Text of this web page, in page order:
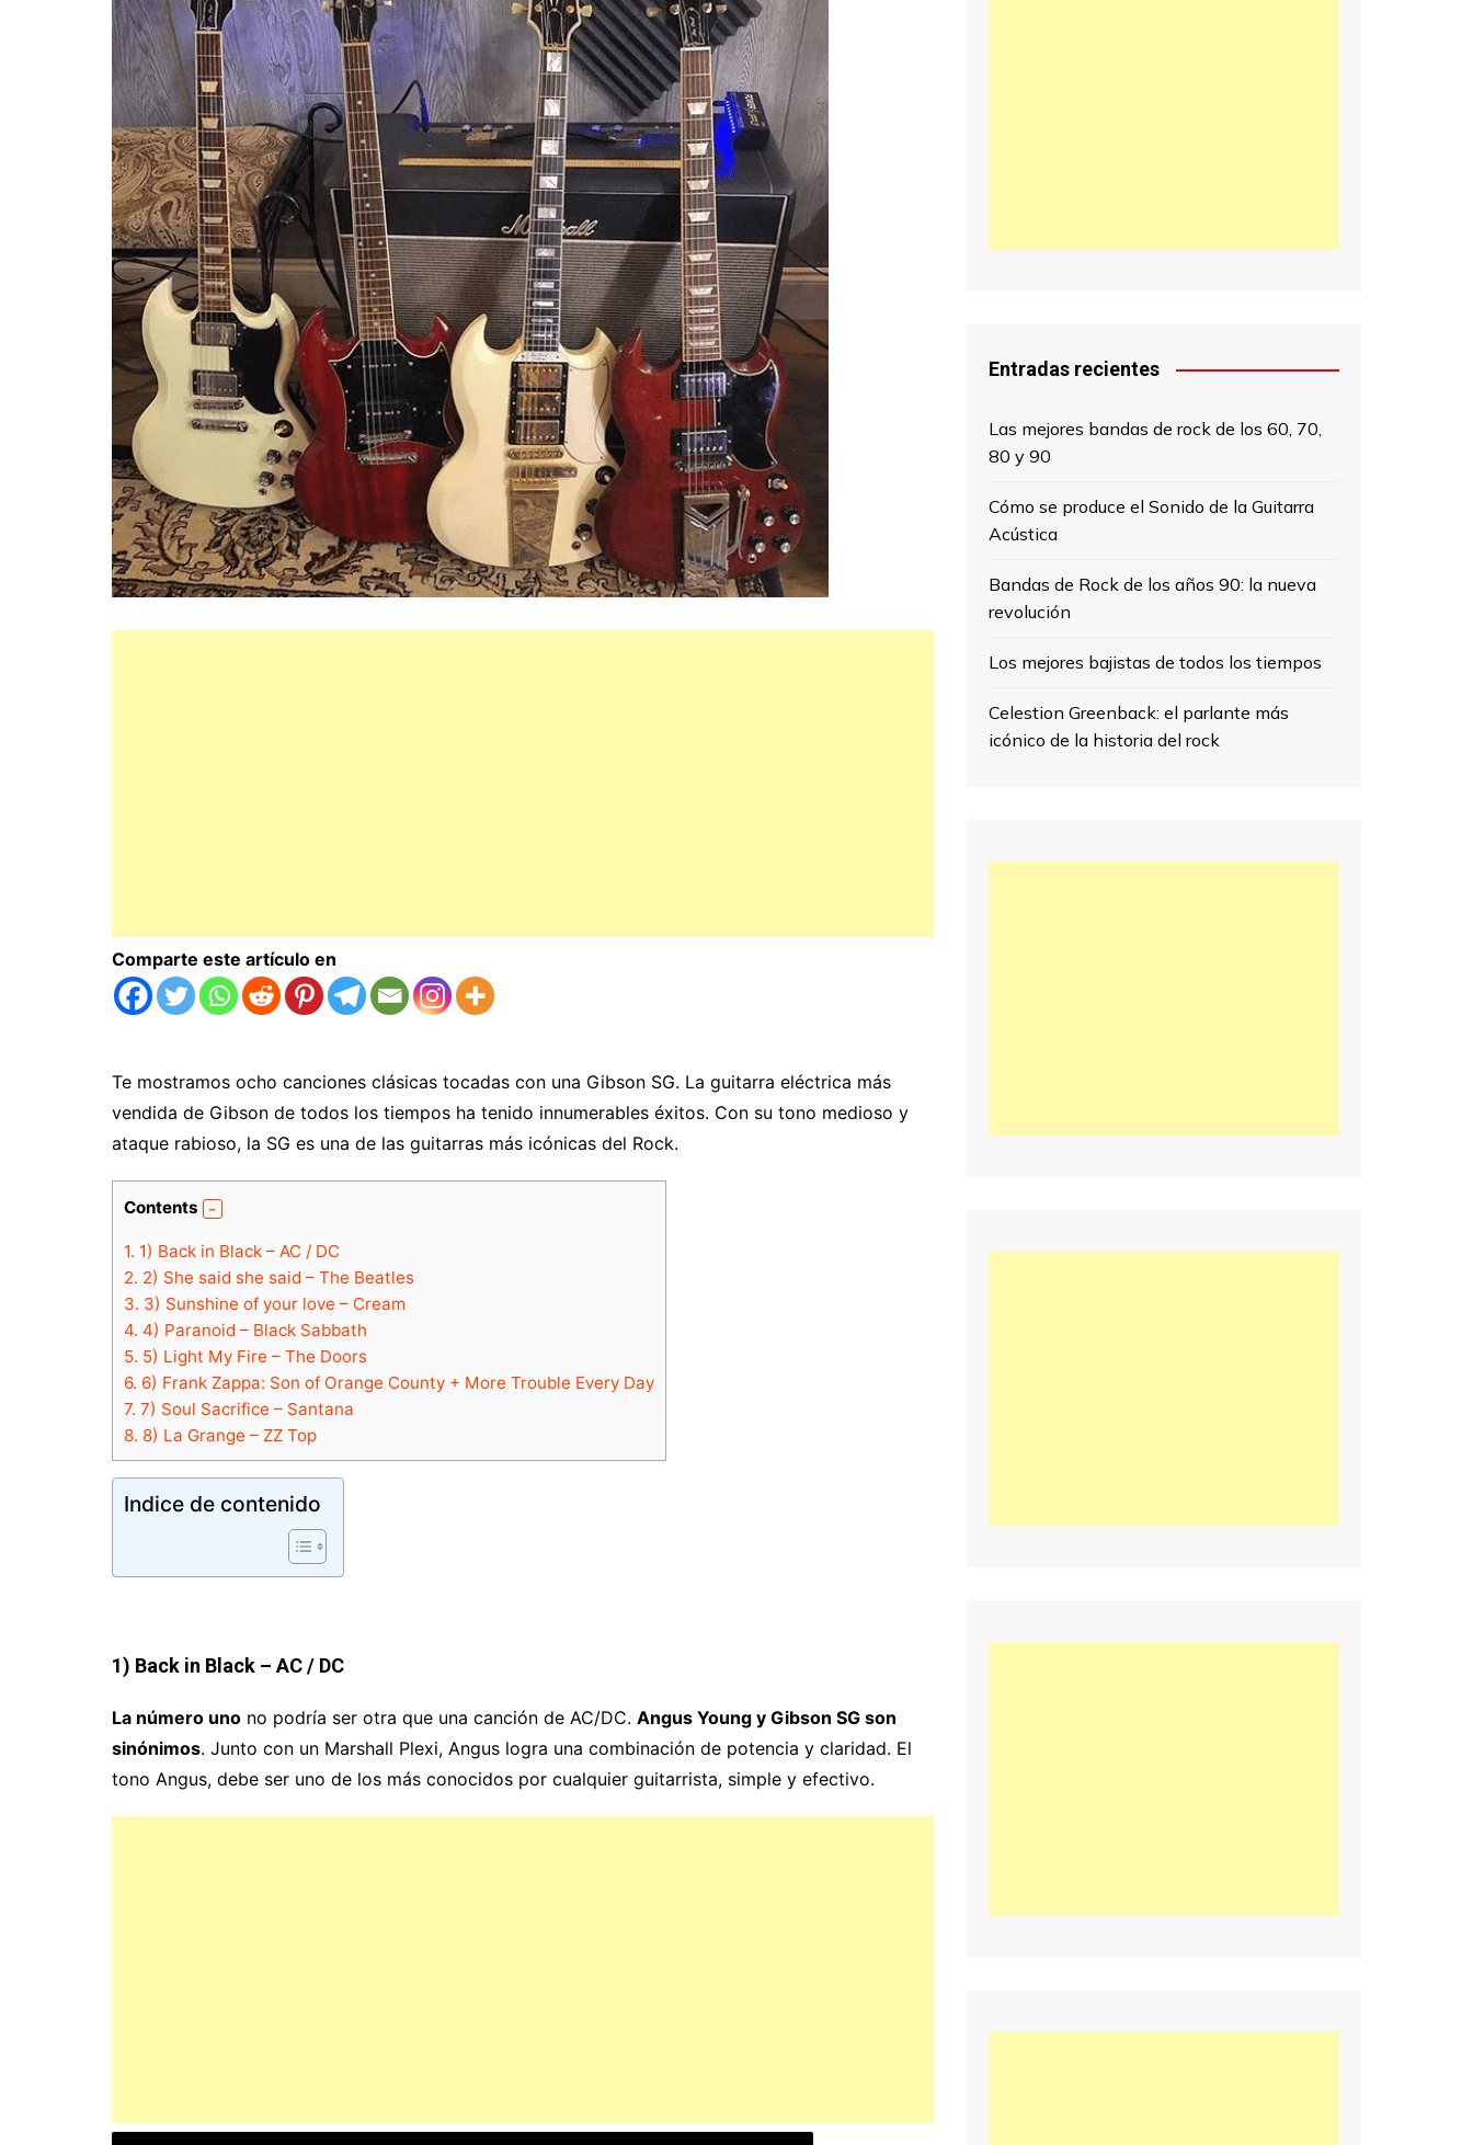
ACORDES Y
TABLATURAS
Comparte este artículo en
Te mostramos ocho canciones clásicas tocadas con una Gibson SG. La guitarra eléctrica más
vendida de Gibson de todos los tiempos ha tenido innumerables éxitos. Con su tono medioso y
ataque rabioso, la SG es una de las guitarras más icónicas del Rock.
Contents
1. 1) Back in Black – AC / DC
2. 2) She said she said – The Beatles
3. 3) Sunshine of your love – Cream
4. 4) Paranoid – Black Sabbath
5. 5) Light My Fire – The Doors
6. 6) Frank Zappa: Son of Orange County + More Trouble Every Day
7. 7) Soul Sacrifice – Santana
8. 8) La Grange – ZZ Top
Indice de contenido
1) Back in Black – AC / DC
La número uno no podría ser otra que una canción de AC/DC. Angus Young y Gibson SG son
sinónimos. Junto con un Marshall Plexi, Angus logra una combinación de potencia y claridad. El
tono Angus, debe ser uno de los más conocidos por cualquier guitarrista, simple y efectivo.
Entradas recientes
Las mejores bandas de rock de los 60, 70,
80 y 90
Cómo se produce el Sonido de la Guitarra
Acústica
Bandas de Rock de los años 90: la nueva
revolución
Los mejores bajistas de todos los tiempos
Celestion Greenback: el parlante más
icónico de la historia del rock